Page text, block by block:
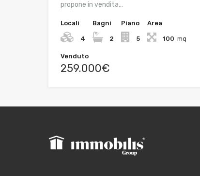
propone in vendita…
Locali
4
Bagni
2
Piano
5
Area
100 mq
Venduto
259.000€